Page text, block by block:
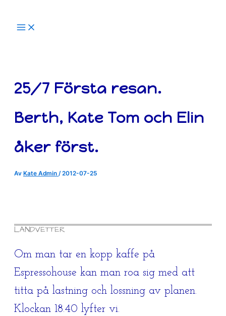
innehåll
25/7 Första resan.
Berth, Kate Tom och Elin
åker först.
Av Kate Admin /2012-07-25
LANDVETTER
Om man tar en kopp kaffe på
Espressohouse kan man roa sig med att
titta på lastning och lossning av planen.
Klockan 18.40 lyfter vi.